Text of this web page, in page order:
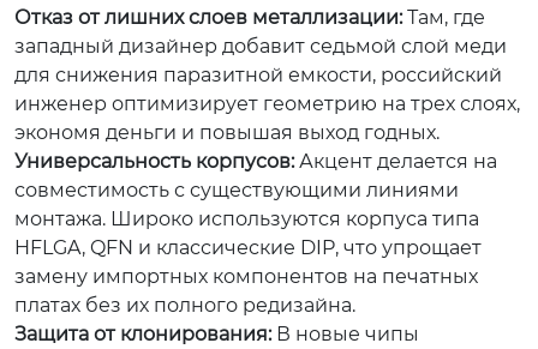
Отказ от лишних слоев металлизации:Там, где
западный дизайнер добавит седьмой слой меди
для снижения паразитной емкости, российский
инженер оптимизирует геометрию на трех слоях,
экономя деньги и повышая выход годных.
Универсальность корпусов:Акцент делается на
совместимость с существующими линиями
монтажа. Широко используются корпуса типа
HFLGA, QFN и классические DIP, что упрощает
замену импортных компонентов на печатных
платах без их полного редизайна.
Защита от клонирования:В новые чипы